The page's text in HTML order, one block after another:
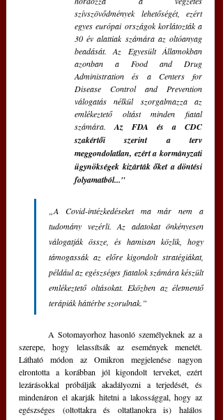
szívszövődmények lehetőségét, ezért
egyes európai országok korlátozták a
30 év alattiak számára az oltóanyag
beadását. Az Egyesült Államokban
azonban a Food and Drug
Administration és a Centers for
Disease Control and Prevention
válogatás nélkül szorgalmazza az
emlékeztető oltást minden fiatal
számára. Az FDA és a CDC
szakértői szerint a terv
meggondolatlan, ezért a kormányzati
ügynökségek kizárták őket a döntési
folyamatból..."
„A Covid-intézkedéseket ma már nem a
tudomány vezérli. Az adatokat önkényesen
válogatják össze, és hamisan közlik, hogy
támogassák az előre kigondolt stratégiákat,
például az egészséges fiatalok számára készült
emlékeztető oltásokat. Eközben az életmentő
terápiák háttérbe szorulnak.”
szerepe, hogy lelassítsák az események menetét.
Látható módon az Omikron megjelenése nagyon
elrontotta a korábban jól kigondolt terveket, ezért
lezárásokkal próbálják akadályozni a terjedését, és
mindenáron el akarják hitetni a lakossággal, hogy az
egészséges (oltottakra és oltatlanokra is) halálos